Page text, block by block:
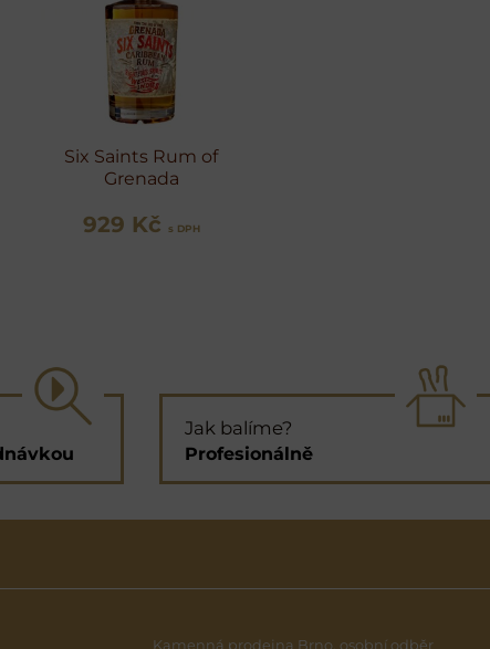
Six Saints Rum of
Grenada
929 Kč s DPH
Jak balíme?
Profesionálně
Kamenná prodejna Brno, osobní odběr